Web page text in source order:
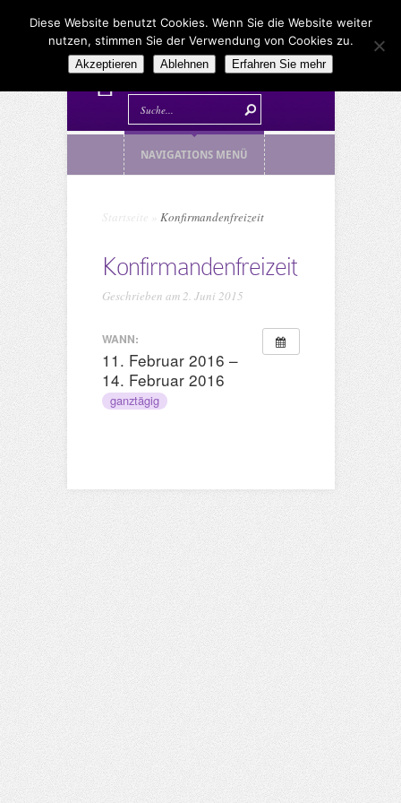
NAVIGATIONS MENÜ
Startseite Konfirmandenfreizeit
Konfirmandenfreizeit
Geschrieben am 2. Juni 2015
WANN:
11. Februar 2016 –
14. Februar 2016
ganztägig
Diese Website benutzt Cookies. Wenn Sie die Website weiter
nutzen, stimmen Sie der Verwendung von Cookies zu.
Akzeptieren Ablehnen Erfahren Sie mehr